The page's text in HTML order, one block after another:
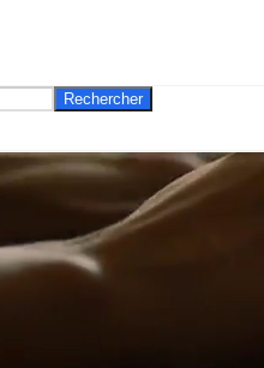
Rechercher